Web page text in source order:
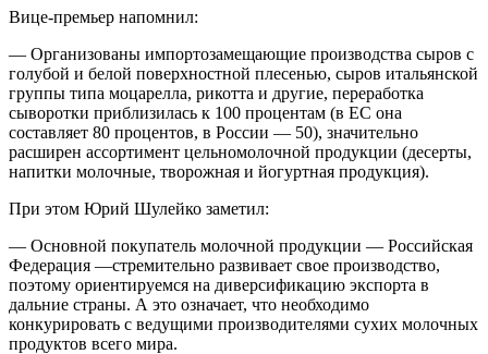
Вице-премьер напомнил:
— Организованы импортозамещающие производства сыров с
голубой и белой поверхностной плесенью, сыров итальянской
группы типа моцарелла, рикотта и другие, переработка
сыворотки приблизилась к 100 процентам (в ЕС она
составляет 80 процентов, в России — 50), значительно
расширен ассортимент цельномолочной продукции (десерты,
напитки молочные, творожная и йогуртная продукция).
При этом Юрий Шулейко заметил:
— Основной покупатель молочной продукции — Российская
Федерация —стремительно развивает свое производство,
поэтому ориентируемся на диверсификацию экспорта в
дальние страны. А это означает, что необходимо
конкурировать с ведущими производителями сухих молочных
продуктов всего мира.